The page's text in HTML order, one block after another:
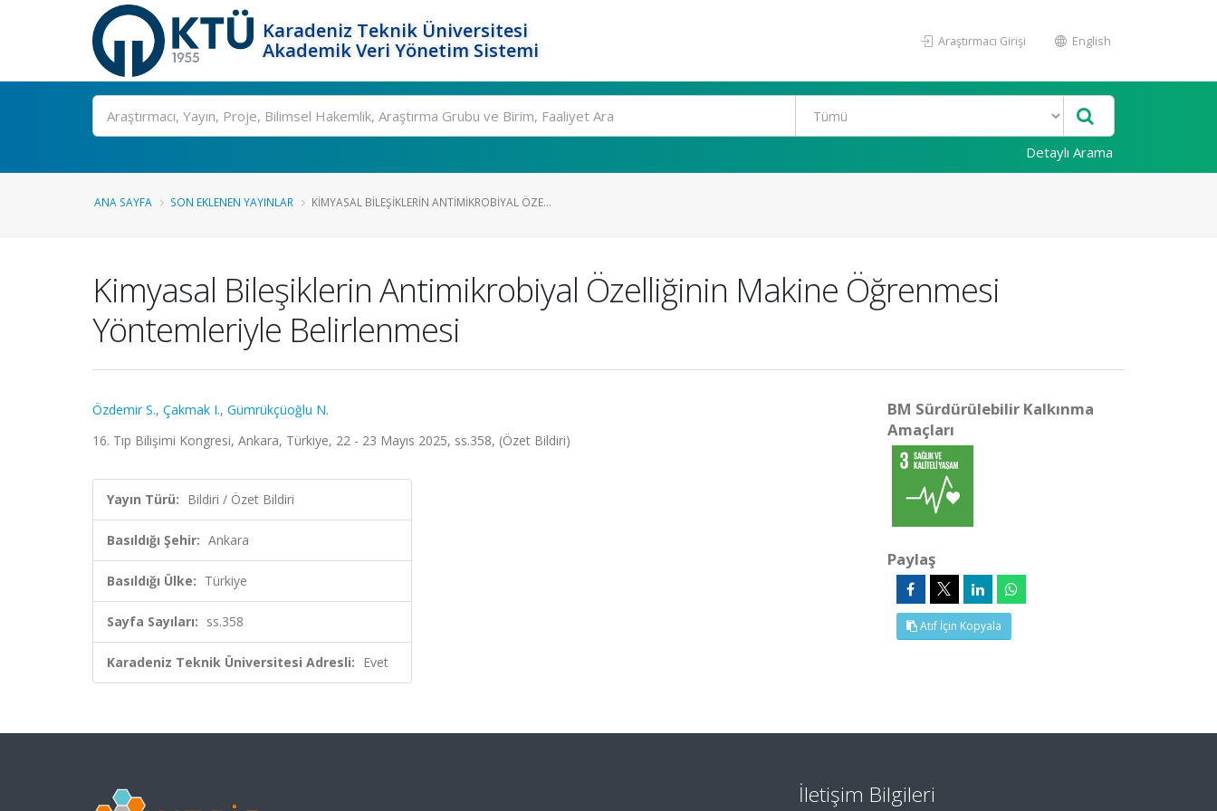
Karadeniz Teknik Üniversitesi
Akademik Veri Yönetim Sistemi
Araştırmacı Girişi English
Ara
Detaylı Arama
ANA SAYFA SON EKLENEN YAYINLAR KIMYASAL BILEŞIKLERIN ANTIMIKROBIYAL ÖZE...
Kimyasal Bileşiklerin Antimikrobiyal Özelliğinin Makine Öğrenmesi
Yöntemleriyle Belirlenmesi
Özdemir S., Çakmak I., Gümrükçüoğlu N.
16. Tıp Bilişimi Kongresi, Ankara, Türkiye, 22 - 23 Mayıs 2025, ss.358, (Özet Bildiri)
Yayın Türü: Bildiri / Özet Bildiri
Basıldığı Şehir: Ankara
Basıldığı Ülke: Türkiye
Sayfa Sayıları: ss.358
Karadeniz Teknik Üniversitesi Adresli: Evet
BM Sürdürülebilir Kalkınma
Amaçları
Paylaş
Atıf İçin Kopyala
İletişim Bilgileri